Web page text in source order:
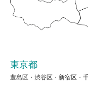
東京都
豊島区・渋谷区・新宿区・